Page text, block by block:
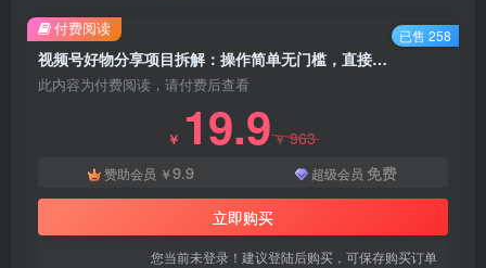
视频号好物分享项目拆解：操作简单无门槛，直接上手操作就能赚钱的项目!【揭秘】 - 资源之家
此内容为付费阅读，请付费后查看
￥ 19.9￥963
赞助会员 ￥9.9 超级会员 免费
立即购买
您当前未登录！建议登陆后购买，可保存购买订单
付费阅读 已售 258